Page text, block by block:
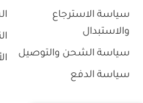
سياسة الاسترجاع
والاستبدال
سياسة الشحن والتوصيل
سياسة الدفع